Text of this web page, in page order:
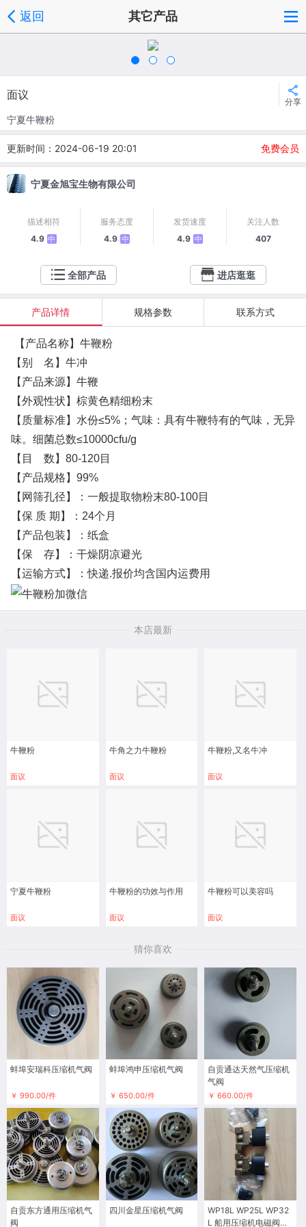
返回 其它产品
面议
分享
宁夏牛鞭粉
更新时间：2024-06-19 20:01 免费会员
宁夏金旭宝生物有限公司
描述相符
4.9 中
服务态度
4.9 中
发货速度
4.9 中
关注人数
407
全部产品 进店逛逛
产品详情 规格参数 联系方式
【产品名称】牛鞭粉
【别 名】牛冲
【产品来源】牛鞭
【外观性状】棕黄色精细粉末
【质量标准】水份≤5%；气味：具有牛鞭特有的气味，无异
味。细菌总数≤10000cfu/g
【目 数】80-120目
【产品规格】99%
【网筛孔径】：一般提取物粉末80-100目
【保 质 期】：24个月
【产品包装】：纸盒
【保 存】：干燥阴凉避光
【运输方式】：快递.报价均含国内运费用
本店最新
牛鞭粉
面议
牛角之力牛鞭粉
面议
牛鞭粉,又名牛冲
面议
宁夏牛鞭粉
面议
牛鞭粉的功效与作用
面议
牛鞭粉可以美容吗
面议
猜你喜欢
蚌埠安瑞科压缩机气阀
￥ 990.00/件
蚌埠鸿申压缩机气阀
￥ 650.00/件
自贡通达天然气压缩机
气阀
￥ 660.00/件
自贡东方通用压缩机气
阀
四川金星压缩机气阀
WP18L WP25L WP32
L 船用压缩机电磁阀系